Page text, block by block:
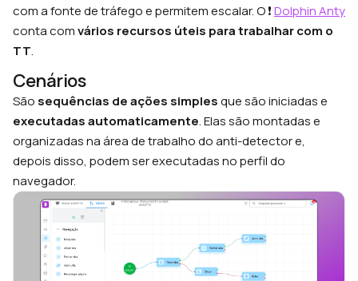
com a fonte de tráfego e permitem escalar. O ❗Dolphin Anty
conta comvários recursos úteis para trabalhar com o
TT.
Cenários
São sequências de ações simplesque são iniciadas e
executadas automaticamente. Elas são montadas e
organizadas na área de trabalho do anti-detector e,
depois disso, podem ser executadas no perfil do
navegador.